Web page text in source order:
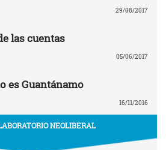
29/08/2017
las cuentas
05/06/2017
es Guantánamo
16/11/2016
NEOLIBERAL